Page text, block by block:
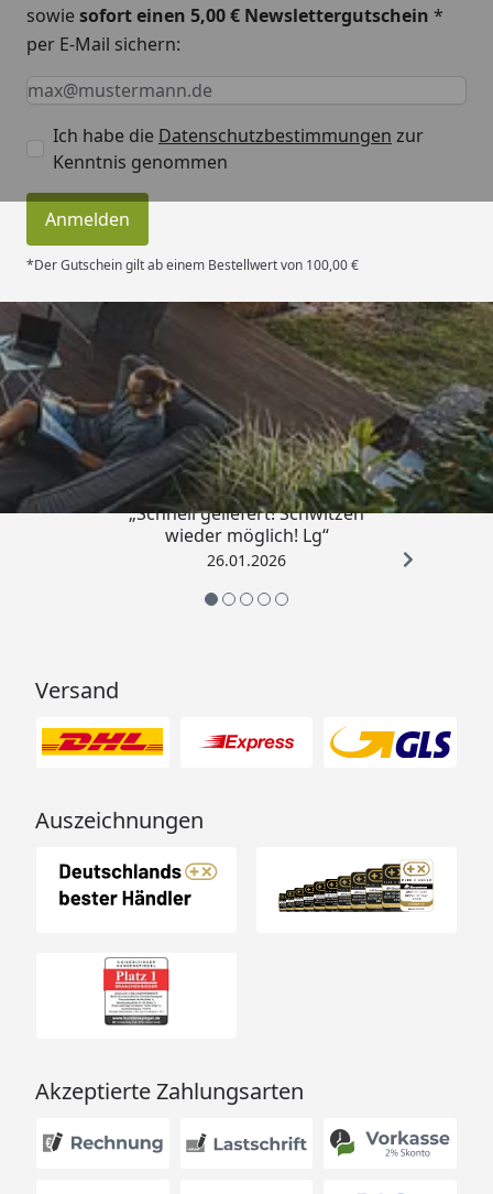
Weka Schleppdach für 21 mm
Blockbohlenhäuser Datenblatt (Bitte
anfragen)
Weka Schleppdach für 19 mm
Blockbohlenhäuser Fundamentplan
Weka Schleppdach für 21 mm
Blockbohlenhäuser Fundamentplan
sowiesofort einen 5,00 € Newslettergutschein *
per E-Mail sichern:
Keine Eingabe erforderlich
Eingabe erforderlich
E-Mail *
Ich habe die Datenschutzbestimmungen zur
Kenntnis genommen
Anmelden
*Der Gutschein gilt ab einem Bestellwert von 100,00 €
Trusted Shops
„Schnell geliefert! Schwitzen
wieder möglich! Lg“
26.01.2026
Versand
Auszeichnungen
Akzeptierte Zahlungsarten